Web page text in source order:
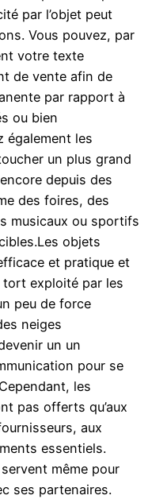
par l’objet peut
Vous pouvez, par
votre texte
de vente afin de
par rapport à
ou bien
également les
un plus grand
depuis des
des foires, des
musicaux ou sportifs
objets
et pratique et
exploité par les
peu de force
neiges
un un
pour se
les
pas offerts qu’aux
aux
essentiels.
même pour
ses partenaires.